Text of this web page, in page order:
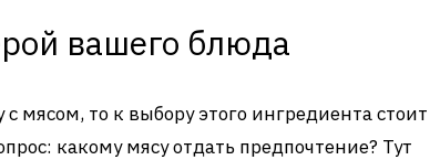
вашего блюда
мясом, то к выбору этого ингредиента стоит
какому мясу отдать предпочтение? Тут